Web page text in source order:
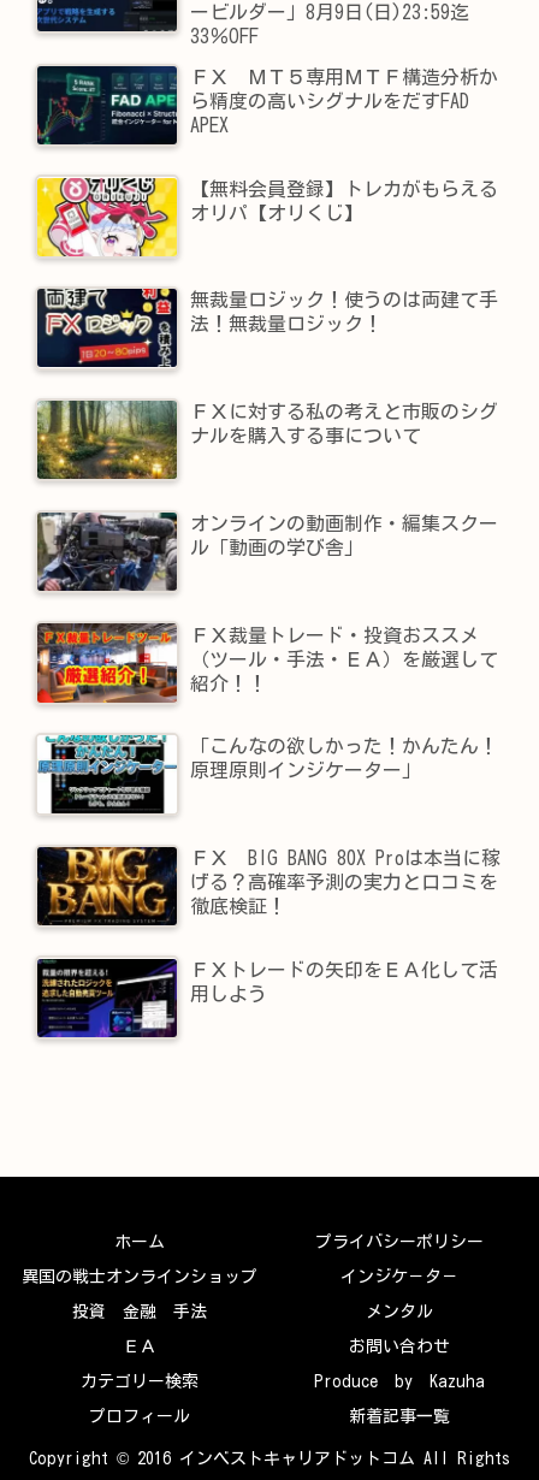
ービルダー」8月9日(日)23:59迄
33％OFF
ＦＸ ＭＴ５専用ＭＴＦ構造分析か
ら精度の高いシグナルをだすFAD
APEX
【無料会員登録】トレカがもらえる
オリパ【オリくじ】
無裁量ロジック！使うのは両建て手
法！無裁量ロジック！
ＦＸに対する私の考えと市販のシグ
ナルを購入する事について
オンラインの動画制作・編集スクー
ル「動画の学び舎」
ＦＸ裁量トレード・投資おススメ
（ツール・手法・ＥＡ）を厳選して
紹介！！
「こんなの欲しかった！かんたん！
原理原則インジケーター」
ＦＸ BIG BANG 80X Proは本当に稼
げる？高確率予測の実力と口コミを
徹底検証！
ＦＸトレードの矢印をＥＡ化して活
用しよう
ホーム プライバシーポリシー
異国の戦士オンラインショップ インジケ－タ－
投資 金融 手法 メンタル
ＥＡ お問い合わせ
カテゴリー検索 Produce by Kazuha
プロフィール 新着記事一覧
Copyright © 2016 インベストキャリアドットコム All Rights